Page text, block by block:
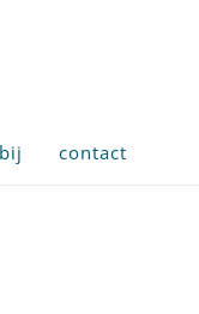
contact